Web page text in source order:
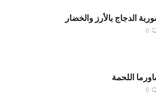
الدجاج بالأرز والخضار
0
اللحمة
0